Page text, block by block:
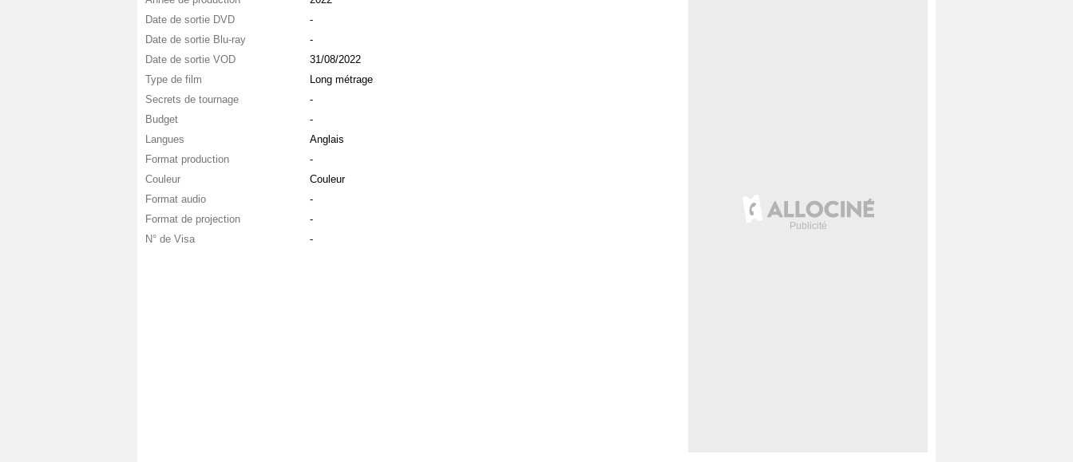
Date de sortie DVD
-
Date de sortie Blu-ray
-
Date de sortie VOD
31/08/2022
Type de film
Long métrage
Secrets de tournage
-
Budget
-
Langues
Anglais
Format production
-
Couleur
Couleur
Format audio
-
Format de projection
-
N° de Visa
-